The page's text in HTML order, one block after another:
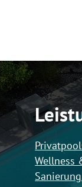
Wellness